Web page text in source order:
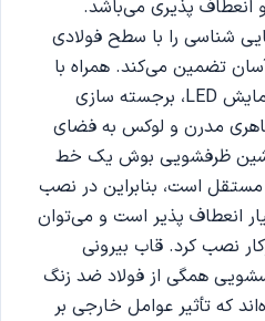
انعطاف پذیری می‌باشد.
شناسی را با سطح فولادی
تضمین می‌کند. همراه با
کنترل پنل لمسی و صفحه نمایش LED، برجسته سازی
مدرن و لوکس به فضای
ظرفشویی بوش یک خط
است، بنابراین در نصب
انعطاف پذیر است و می‌توان
نصب کرد. قاب بیرونی
همگی از فولاد ضد زنگ
که تأثیر عوامل خارجی بر